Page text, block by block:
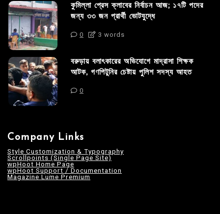
কুমিল্লা প্রেস ক্লাবের নির্বাচন আজ; ১৭টি পদের
জন্য ৩৩ জন প্রার্থী ভোটযুদ্ধে
0 3 words
বরুড়ায় বলাৎকারের অভিযোগে মাদ্রাসা শিক্ষক
আটক, গণপিটুনির চেষ্টায় পুলিশ সদস্য আহত
0
Company Links
Style Customization & Typography
Scrollpoints (Single Page Site)
wpHoot Home Page
wpHoot Support / Documentation
Magazine Lume Premium